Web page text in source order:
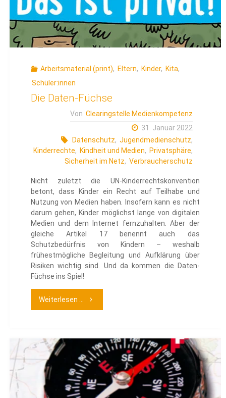
Netz"
Arbeitsmaterial (print), Eltern, Kinder, Kita,
Schüler:innen
Die Daten-Füchse
Von Clearingstelle Medienkompetenz
31. Januar 2022
Datenschutz, Jugendmedienschutz,
Kinderrechte, Kindheit und Medien, Privatsphäre,
Sicherheit im Netz, Verbraucherschutz
Nicht zuletzt die UN-Kinderrechtskonvention
betont, dass Kinder ein Recht auf Teilhabe und
Nutzung von Medien haben. Insofern kann es nicht
darum gehen, Kinder möglichst lange von digitalen
Medien und dem Internet fernzuhalten. Aber der
gleiche Artikel 17 benennt auch das
Schutzbedürfnis von Kindern – weshalb
frühestmögliche Begleitung und Aufklärung über
Risiken wichtig sind. Und da kommen die Daten-
Füchse ins Spiel!
Weiterlesen ... "Die
Füchse"